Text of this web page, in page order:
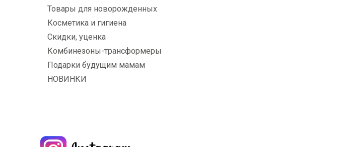
Товары для новорожденных
Косметика и гигиена
Скидки, уценка
Комбинезоны-трансформеры
Подарки будущим мамам
НОВИНКИ